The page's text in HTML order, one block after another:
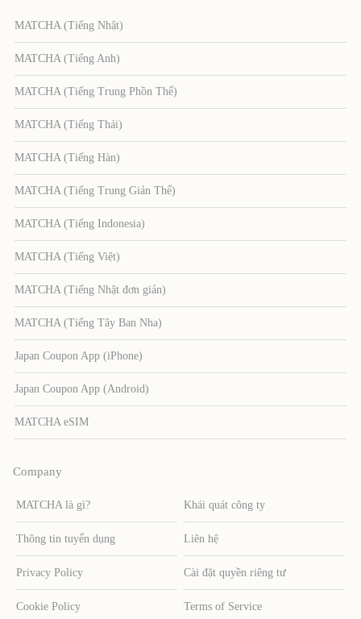
MATCHA (Tiếng Nhật)
MATCHA (Tiếng Anh)
MATCHA (Tiếng Trung Phồn Thể)
MATCHA (Tiếng Thái)
MATCHA (Tiếng Hàn)
MATCHA (Tiếng Trung Giản Thể)
MATCHA (Tiếng Indonesia)
MATCHA (Tiếng Việt)
MATCHA (Tiếng Nhật đơn giản)
MATCHA (Tiếng Tây Ban Nha)
Japan Coupon App (iPhone)
Japan Coupon App (Android)
MATCHA eSIM
Company
MATCHA là gì? Khái quát công ty
Thông tin tuyển dụng Liên hệ
Privacy Policy Cài đặt quyền riêng tư
Cookie Policy Terms of Service